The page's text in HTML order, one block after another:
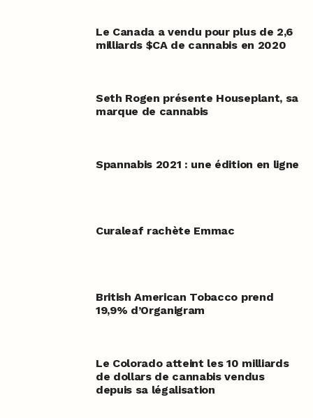
Le Canada a vendu pour plus de 2,6
milliards $CA de cannabis en 2020
Seth Rogen présente Houseplant, sa
marque de cannabis
Spannabis 2021 : une édition en ligne
Curaleaf rachète Emmac
British American Tobacco prend
19,9% d’Organigram
Le Colorado atteint les 10 milliards
de dollars de cannabis vendus
depuis sa légalisation